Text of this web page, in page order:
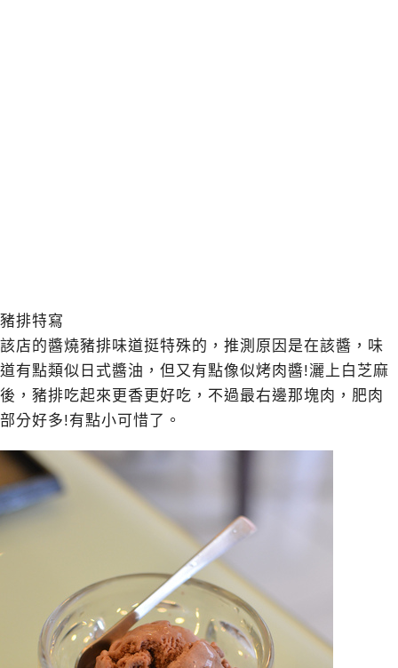
豬排特寫
該店的醬燒豬排味道挺特殊的，推測原因是在該醬，味
道有點類似日式醬油，但又有點像似烤肉醬!灑上白芝麻
後，豬排吃起來更香更好吃，不過最右邊那塊肉，肥肉
部分好多!有點小可惜了。